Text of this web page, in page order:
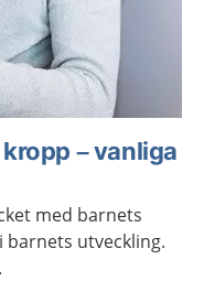
– vanliga
med barnets
barnets utveckling.